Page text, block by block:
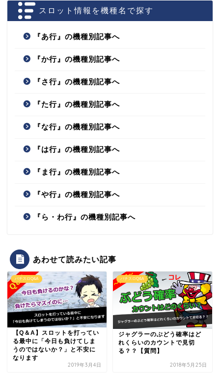
スロット情報を機種名で探す
『あ行』の機種別記事へ
『か行』の機種別記事へ
『さ行』の機種別記事へ
『た行』の機種別記事へ
『な行』の機種別記事へ
『は行』の機種別記事へ
『ま行』の機種別記事へ
『や行』の機種別記事へ
『ら・わ行』の機種別記事へ
あわせて読みたい記事
パチスロQ&A
【Q＆A】スロットを打ってい
る最中に「今日も負けてしま
うのではないか？」と不安に
なります
2019年3月4日
パチスロQ&A
ジャグラーのぶどう確率はど
れくらいのカウントで見切
る？？【質問】
2018年5月25日